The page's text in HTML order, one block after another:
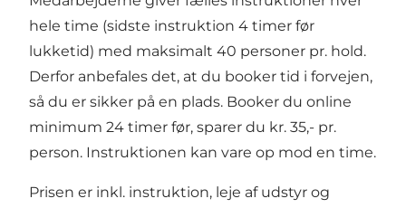
hele time (sidste instruktion 4 timer før
lukketid) med maksimalt 40 personer pr. hold.
Derfor anbefales det, at du booker tid i forvejen,
så du er sikker på en plads. Booker du online
minimum 24 timer før, sparer du kr. 35,- pr.
person. Instruktionen kan vare op mod en time.
Prisen er inkl. instruktion, leje af udstyr og